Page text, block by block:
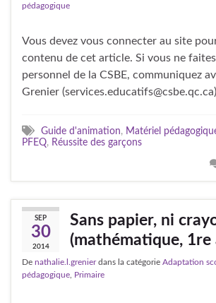
pédagogique
Vous devez vous connecter au site
contenu de cet article. Si vous ne
personnel de la CSBE, communiquez
Grenier (services.educatifs@csbe.qc.ca)
Guide d'animation, Matériel
PFEQ, Réussite des garçons
SEP
30
2014
Sans papier, ni
(mathématique, 1re
De nathalie.l.grenierdans la catégorie Adaptation
pédagogique Primaire